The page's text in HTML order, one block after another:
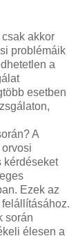
akkor
problémáik
a
esetben
A
kérdéseket
Ezek az
során
élesen a